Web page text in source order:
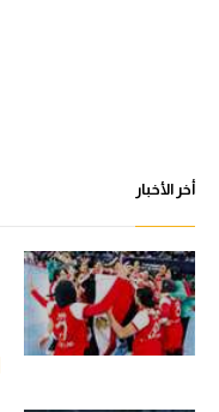
أخر الأخبار